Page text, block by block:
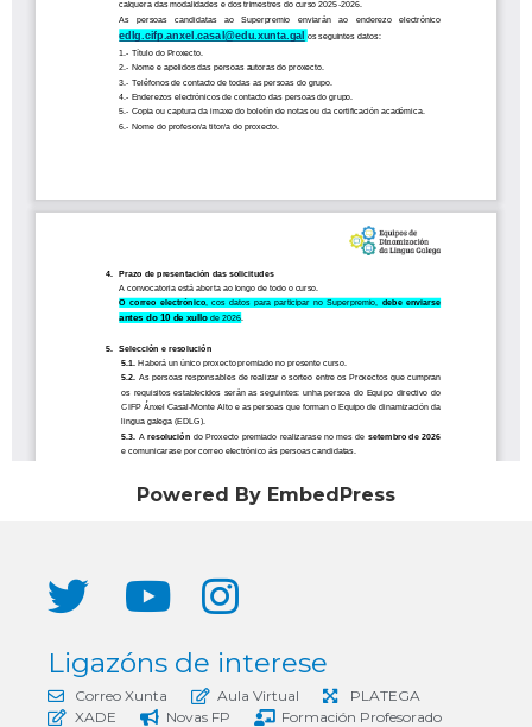
Powered By EmbedPress
Ligazóns de interese
Correo Xunta Aula Virtual
PLATEGA
XADE
Novas FP
Formación Profesorado